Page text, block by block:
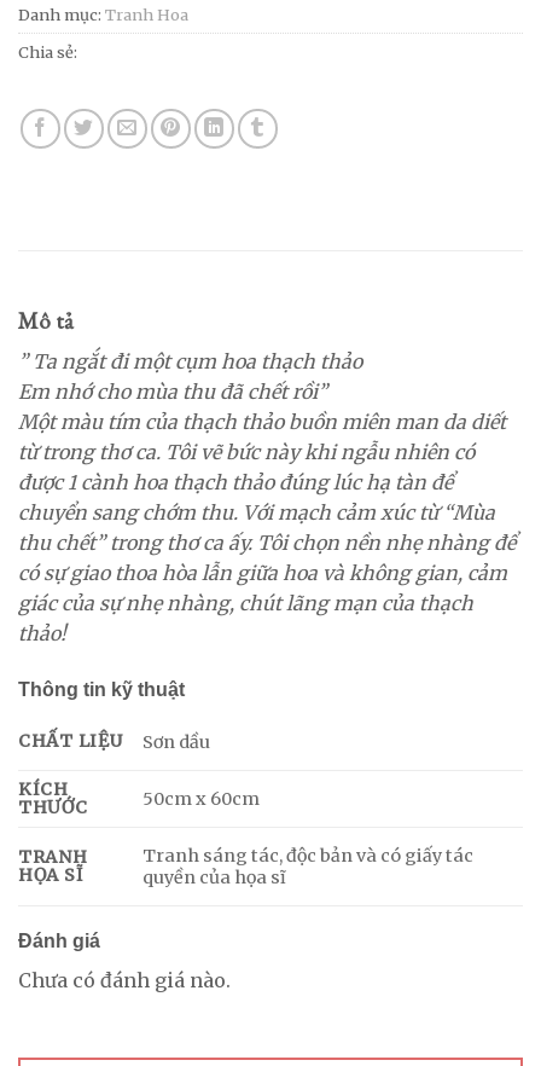
Danh mục: Tranh Hoa
Chia sẻ:
Mô tả
” Ta ngắt đi một cụm hoa thạch thảo
Em nhớ cho mùa thu đã chết rồi”
Một màu tím của thạch thảo buồn miên man da diết
từ trong thơ ca. Tôi vẽ bức này khi ngẫu nhiên có
được 1 cành hoa thạch thảo đúng lúc hạ tàn để
chuyển sang chớm thu. Với mạch cảm xúc từ “Mùa
thu chết” trong thơ ca ấy. Tôi chọn nền nhẹ nhàng để
có sự giao thoa hòa lẫn giữa hoa và không gian, cảm
giác của sự nhẹ nhàng, chút lãng mạn của thạch
thảo!
Thông tin kỹ thuật
CHẤT LIỆU Sơn dầu
KÍCH
THƯỚC
50cm x 60cm
TRANH
HỌA SĨ
Tranh sáng tác, độc bản và có giấy tác
quyền của họa sĩ
Đánh giá
Chưa có đánh giá nào.